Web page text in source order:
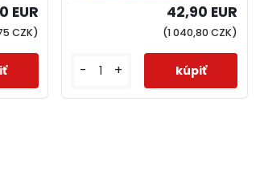
EUR
CZK)
42,90 EUR
(1 040,80 CZK)
- +